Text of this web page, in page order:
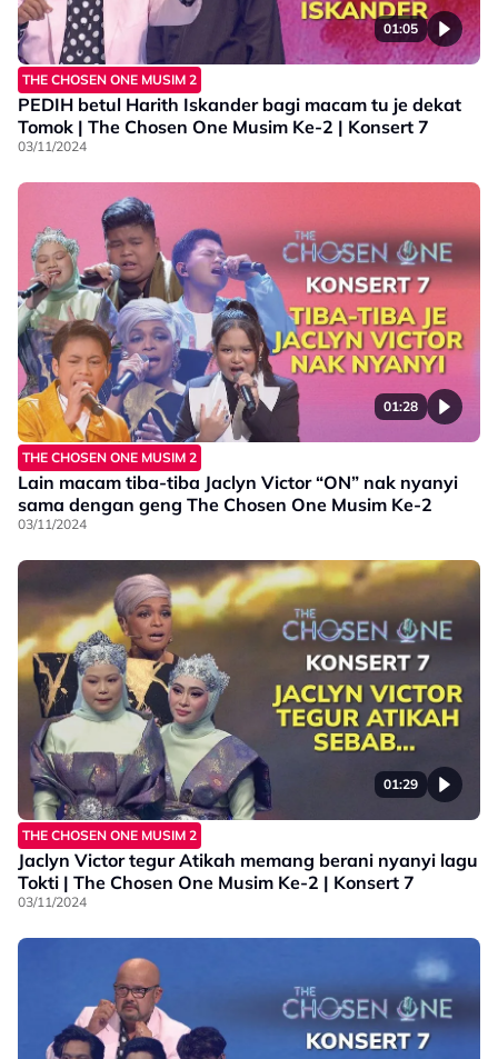
01:05
THE CHOSEN ONE MUSIM 2
PEDIH betul Harith Iskander bagi macam tu je dekat
Tomok | The Chosen One Musim Ke-2 | Konsert 7
03/11/2024
01:28
THE CHOSEN ONE MUSIM 2
Lain macam tiba-tiba Jaclyn Victor “ON” nak nyanyi
sama dengan geng The Chosen One Musim Ke-2
03/11/2024
01:29
THE CHOSEN ONE MUSIM 2
Jaclyn Victor tegur Atikah memang berani nyanyi lagu
Tokti | The Chosen One Musim Ke-2 | Konsert 7
03/11/2024